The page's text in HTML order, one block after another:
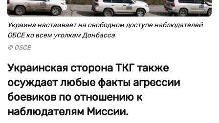
Украина настаивает на свободном доступе наблюдателей
ОБСЕ ко всем уголкам Донбасса
© OSCE
Украинская сторона ТКГ также
осуждает любые факты агрессии
боевиков по отношению к
наблюдателям Миссии.